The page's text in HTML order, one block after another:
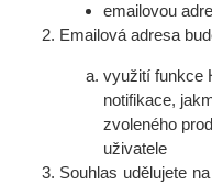
emailovou
Emailová adresa
využití funkce
notifikace,
zvoleného
uživatele
Souhlas udělujete